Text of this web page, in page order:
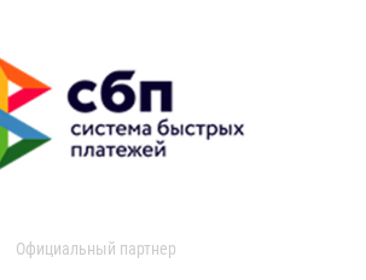
Официальный партнер